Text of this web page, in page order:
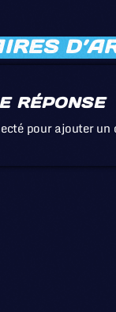
RÉPONSE
pour ajouter